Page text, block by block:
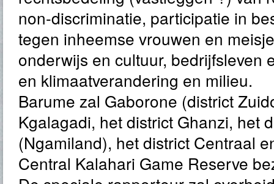
non-discriminatie, participatie in
tegen inheemse vrouwen en
onderwijs en cultuur, bedrijfsleven
en klimaatverandering en milieu.
Barume zal Gaborone (district
Kgalagadi, het district Ghanzi, het
(Ngamiland), het district Centraal
Central Kalahari Game Reserve